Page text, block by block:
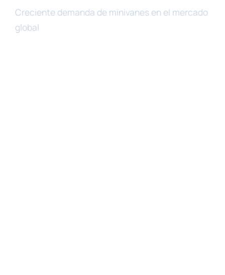
Creciente demanda de minivanes en el mercado
global